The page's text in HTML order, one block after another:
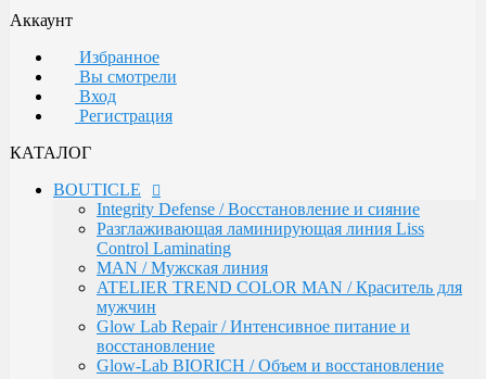
ATELIER TREND COLOR MAN / Краситель для
мужчин
Glow Lab Repair / Интенсивное питание и
восстановление
Glow-Lab BIORICH / Объем и восстановление
Восстановление для экстремально поврежденных
осветленных волос
Уход для осветленных волос с анти-желтым
эффектом
Интенсивное увлажнение и восстановление
Botox / Восстановление сильно поврежденных
волос
Укрепление для безжизненных и ломких волос и
чувствительной кожи головы
Термозащитная линия
Аккаунт
Избранное
Вы смотрели
Вход
Регистрация
КАТАЛОГ
BOUTICLE
Integrity Defense / Восстановление и сияние
Разглаживающая ламинирующая линия Liss
Control Laminating
MAN / Мужская линия
ATELIER TREND COLOR MAN / Краситель для
мужчин
Glow Lab Repair / Интенсивное питание и
восстановление
Glow-Lab BIORICH / Объем и восстановление